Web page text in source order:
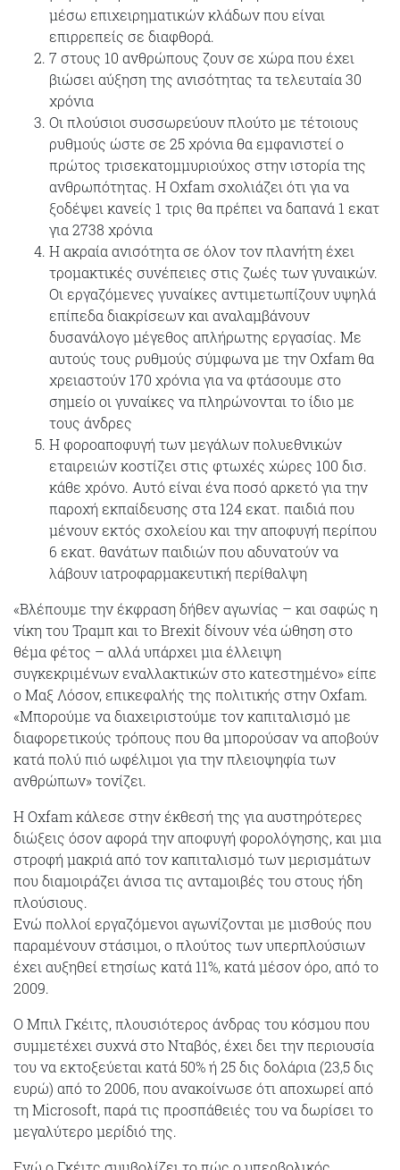
μέσω επιχειρηματικών κλάδων που είναι
επιρρεπείς σε διαφθορά.
7 στους 10 ανθρώπους ζουν σε χώρα που έχει
βιώσει αύξηση της ανισότητας τα τελευταία 30
χρόνια
Οι πλούσιοι συσσωρεύουν πλούτο με τέτοιους
ρυθμούς ώστε σε 25 χρόνια θα εμφανιστεί ο
πρώτος τρισεκατομμυριούχος στην ιστορία της
ανθρωπότητας. Η Oxfam σχολιάζει ότι για να
ξοδέψει κανείς 1 τρις θα πρέπει να δαπανά 1 εκατ
για 2738 χρόνια
H ακραία ανισότητα σε όλον τον πλανήτη έχει
τρομακτικές συνέπειες στις ζωές των γυναικών.
Οι εργαζόμενες γυναίκες αντιμετωπίζουν υψηλά
επίπεδα διακρίσεων και αναλαμβάνουν
δυσανάλογο μέγεθος απλήρωτης εργασίας. Με
αυτούς τους ρυθμούς σύμφωνα με την Oxfam θα
χρειαστούν 170 χρόνια για να φτάσουμε στο
σημείο οι γυναίκες να πληρώνονται το ίδιο με
τους άνδρες
Η φοροαποφυγή των μεγάλων πολυεθνικών
εταιρειών κοστίζει στις φτωχές χώρες 100 δισ.
κάθε χρόνο. Αυτό είναι ένα ποσό αρκετό για την
παροχή εκπαίδευσης στα 124 εκατ. παιδιά που
μένουν εκτός σχολείου και την αποφυγή περίπου
6 εκατ. θανάτων παιδιών που αδυνατούν να
λάβουν ιατροφαρμακευτική περίθαλψη
«Βλέπουμε την έκφραση δήθεν αγωνίας – και σαφώς η
νίκη του Τραμπ και το Brexit δίνουν νέα ώθηση στο
θέμα φέτος – αλλά υπάρχει μια έλλειψη
συγκεκριμένων εναλλακτικών στο κατεστημένο» είπε
ο Μαξ Λόσον, επικεφαλής της πολιτικής στην Oxfam.
«Μπορούμε να διαχειριστούμε τον καπιταλισμό με
διαφορετικούς τρόπους που θα μπορούσαν να αποβούν
κατά πολύ πιό ωφέλιμοι για την πλειοψηφία των
ανθρώπων» τονίζει.
Η Oxfam κάλεσε στην έκθεσή της για αυστηρότερες
διώξεις όσον αφορά την αποφυγή φορολόγησης, και μια
στροφή μακριά από τον καπιταλισμό των μερισμάτων
που διαμοιράζει άνισα τις ανταμοιβές του στους ήδη
πλούσιους.
Ενώ πολλοί εργαζόμενοι αγωνίζονται με μισθούς που
παραμένουν στάσιμοι, ο πλούτος των υπερπλούσιων
έχει αυξηθεί ετησίως κατά 11%, κατά μέσον όρο, από το
2009.
Ο Μπιλ Γκέιτς, πλουσιότερος άνδρας του κόσμου που
συμμετέχει συχνά στο Νταβός, έχει δει την περιουσία
του να εκτοξεύεται κατά 50% ή 25 δις δολάρια (23,5 δις
ευρώ) από το 2006, που ανακοίνωσε ότι αποχωρεί από
τη Microsoft, παρά τις προσπάθειές του να δωρίσει το
μεγαλύτερο μερίδιό της.